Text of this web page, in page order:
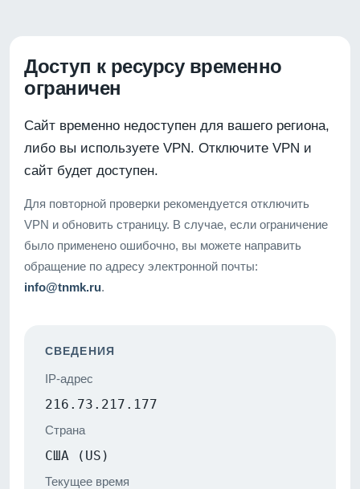
Доступ к ресурсу временно
ограничен
Сайт временно недоступен для вашего региона,
либо вы используете VPN. Отключите VPN и
сайт будет доступен.
Для повторной проверки рекомендуется отключить
VPN и обновить страницу. В случае, если ограничение
было применено ошибочно, вы можете направить
обращение по адресу электронной почты:
info@tnmk.ru.
СВЕДЕНИЯ
IP-адрес
216.73.217.177
Страна
США (US)
Текущее время